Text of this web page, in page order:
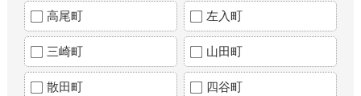
高尾町 左入町
三崎町 山田町
散田町 四谷町